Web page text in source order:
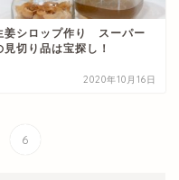
姜シロップ作り スーパー
見切り品は宝探し！
2020年10月16日
6